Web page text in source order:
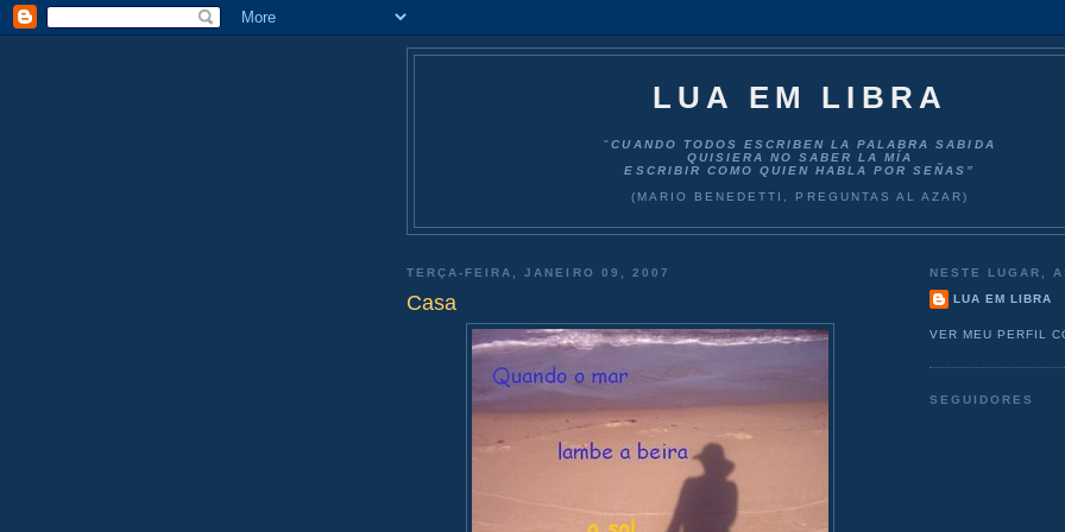
LUA EM LIBRA
"CUANDO TODOS ESCRIBEN LA PALABRA SABIDA
QUISIERA NO SABER LA MÍA
ESCRIBIR COMO QUIEN HABLA POR SEÑAS”
(MARIO BENEDETTI, PREGUNTAS AL AZAR)
TERÇA-FEIRA, JANEIRO 09, 2007
Casa
NESTE LUGAR,
LUA EM LIBRA
VER MEU PERFIL
SEGUIDORES